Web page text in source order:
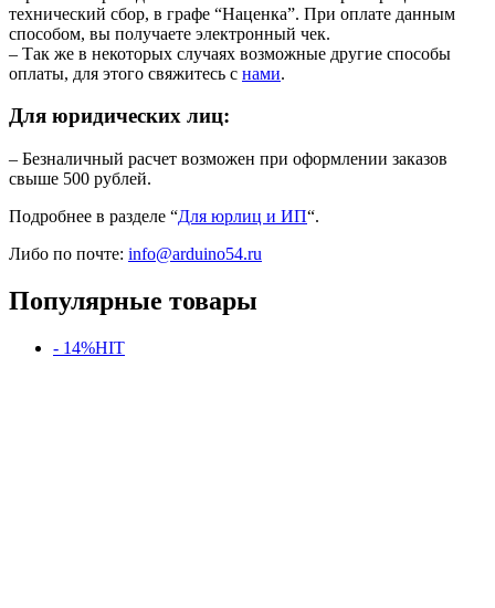
технический сбор, в графе “Наценка”. При оплате данным
способом, вы получаете электронный чек.
– Так же в некоторых случаях возможные другие способы
оплаты, для этого свяжитесь с нами.
Для юридических лиц:
– Безналичный расчет возможен при оформлении заказов
свыше 500 рублей.
Подробнее в разделе “Для юрлиц и ИП“.
Либо по почте: info@arduino54.ru
Популярные товары
- 14%HIT